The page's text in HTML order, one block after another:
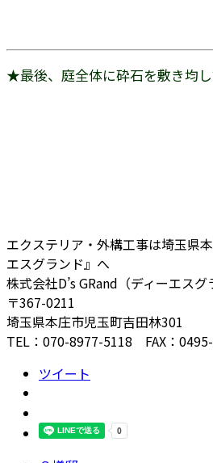
★最後、庭全体に砕石を敷き均
エクステリア・外構工事は埼玉県
エスグランド』へ
株式会社D’s GRand（ディーエスグ
〒367-0211
埼玉県本庄市児玉町吉田林301
TEL：070-8977-5118 FAX：
ツイート